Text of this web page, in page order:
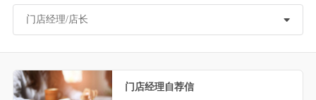
门店经理自荐信